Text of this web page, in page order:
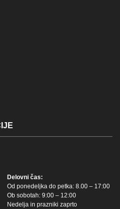
Delovni čas:
Od ponedeljka do petka: 8.00 – 17:00
Ob sobotah: 9:00 – 12:00
Nedelja in prazniki zaprto